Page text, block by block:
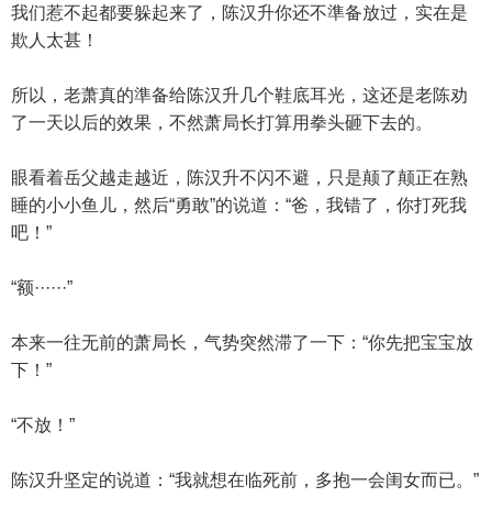
我们惹不起都要躲起来了，陈汉升你还不準备放过，实在是
欺人太甚！
所以，老萧真的準备给陈汉升几个鞋底耳光，这还是老陈劝
了一天以后的效果，不然萧局长打算用拳头砸下去的。
眼看着岳父越走越近，陈汉升不闪不避，只是颠了颠正在熟
睡的小小鱼儿，然后“勇敢”的说道：“爸，我错了，你打死我
吧！”
“额······”
本来一往无前的萧局长，气势突然滞了一下：“你先把宝宝放
下！”
“不放！”
陈汉升坚定的说道：“我就想在临死前，多抱一会闺女而已。”